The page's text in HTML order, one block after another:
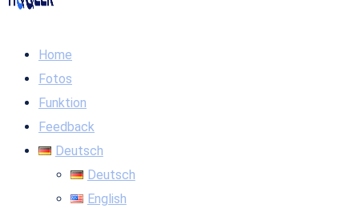
Home
Fotos
Funktion
Feedback
Deutsch
Deutsch
English